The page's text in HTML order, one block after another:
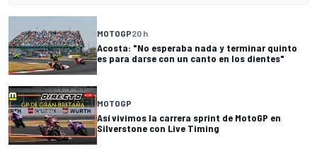
MOTOGP20 h
Acosta: "No esperaba nada y terminar quinto
es para darse con un canto en los dientes"
MOTOGP
Así vivimos la carrera sprint de MotoGP en
Silverstone con Live Timing